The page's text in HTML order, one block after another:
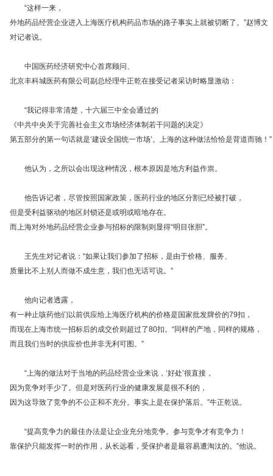
“这样一来，
外地药品经营企业进入上海医疗机构药品市场的路子事实上就被切断了。”赵博文
对记者说。
中国医药经济研究中心首席顾问、
北京丰科城医药有限公司副总经理牛正乾在接受记者采访时略显激动：
“我记得非常清楚，十六届三中全会通过的
《中共中央关于完善社会主义市场经济体制若干问题的决定》
第五部分的第一句话就是‘建设全国统一市场’。上海的这种做法恰恰是背道而驰！”
他认为，之所以会出现这种情况，根本原因是地方利益作祟。
他告诉记者，尽管按照国家政策，医药行业的地区分割已经被打破，
但是受利益驱动的地区封锁还是或明或暗地存在。
而上海对外地药品经营企业参与招标的限制则显得“明目张胆”。
王先生对记者说：“如果让我们参加了招标，是由于价格、服务、
质量比不上别人而做不成生意，我们也无话可说。”
他向记者透露，
有一种止咳药他们以前供应给上海医疗机构的价格是国家批发牌价的79扣，
而现在上海市统一招标后的成交价则超过了80扣。“同样的产地，同样的规格，
而且我们当时的供应价也并非无利可图。”
“上海的做法对于当地的药品经营企业来说，‘好处’很直接，
因为竞争对手少了。但是对医药行业的健康发展是很不利的，
因为这导致了竞争的不公正和不充分。事实上是在保护落后。”牛正乾说。
“提高竞争力的最佳办法是让企业充分地竞争。参与竞争才有竞争力！
靠保护只能发挥一时的作用，从长远看，受保护者是最容易遭淘汰的。”他说。